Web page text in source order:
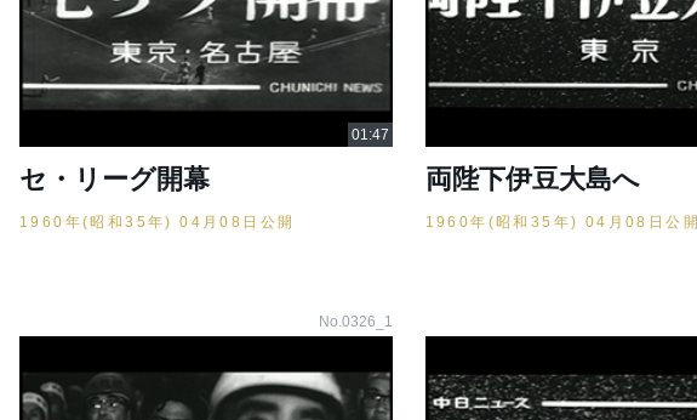
セ・リーグ開幕
1960年(昭和35年) 04月08日公開
両陛下伊豆大島へ
1960年(昭和35年) 04月08日公開
No.0326_1